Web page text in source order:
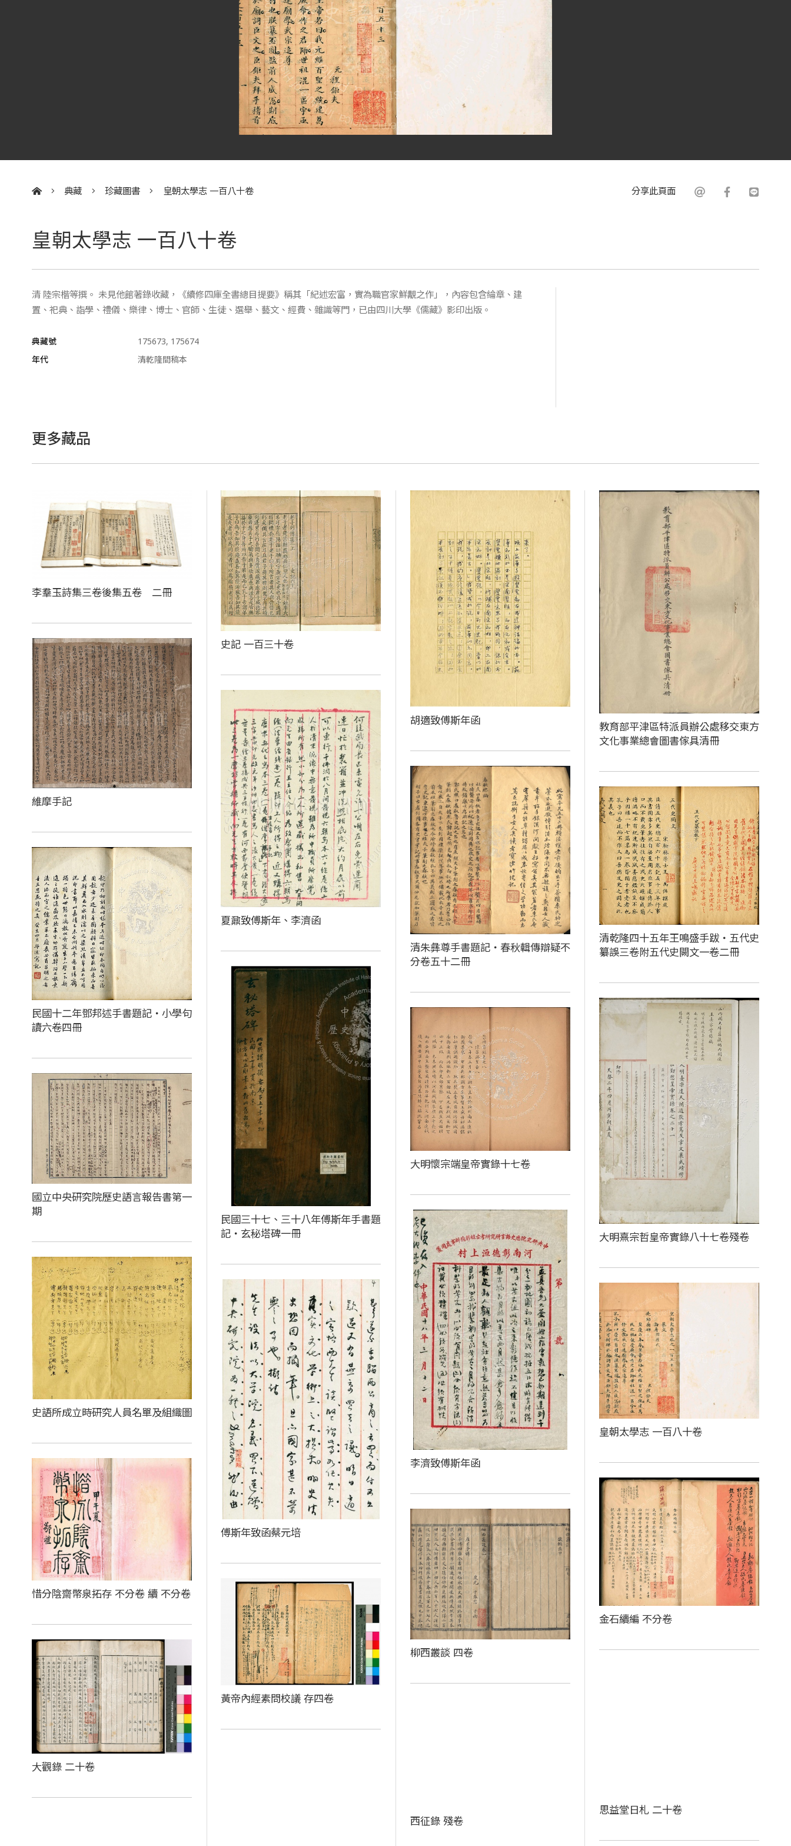
典藏 珍藏圖書 皇朝太學志 一百八十卷 分享此頁面
皇朝太學志 一百八十卷
清 陸宗楷等撰。 未見他館著錄收藏，《續修四庫全書總目提要》稱其「紀述宏富，實為職官家鮮覯之作」，內容包含綸章、建
置、祀典、詣學、禮儀、樂律、博士、官師、生徒、選舉、藝文、經費、雜識等門，已由四川大學《儒藏》影印出版。
典藏號
175673, 175674
年代
清乾隆間稿本
更多藏品
李羣玉詩集三卷後集五卷 二冊
史記 一百三十卷
胡適致傅斯年函
教育部平津區特派員辦公處移交東方
文化事業總會圖書傢具清冊
維摩手記
夏鼐致傅斯年、李濟函
清朱彝尊手書題記‧春秋輯傳辯疑不
分卷五十二冊
清乾隆四十五年王鳴盛手跋‧五代史
纂誤三卷附五代史闕文一卷二冊
民國十二年鄧邦述手書題記‧小學句
讀六卷四冊
民國三十七、三十八年傅斯年手書題
記‧玄秘塔碑一冊
大明熹宗哲皇帝實錄八十七卷殘卷
大明懷宗端皇帝實錄十七卷
國立中央研究院歷史語言報告書第一
期
李濟致傅斯年函
史語所成立時研究人員名單及組織圖
傅斯年致函蔡元培
皇朝太學志 一百八十卷
惜分陰齋幣泉拓存 不分卷 續 不分卷
金石續編 不分卷
柳西叢談 四卷
黃帝內經素問校議 存四卷
大觀錄 二十卷
思益堂日札 二十卷
西征錄 殘卷